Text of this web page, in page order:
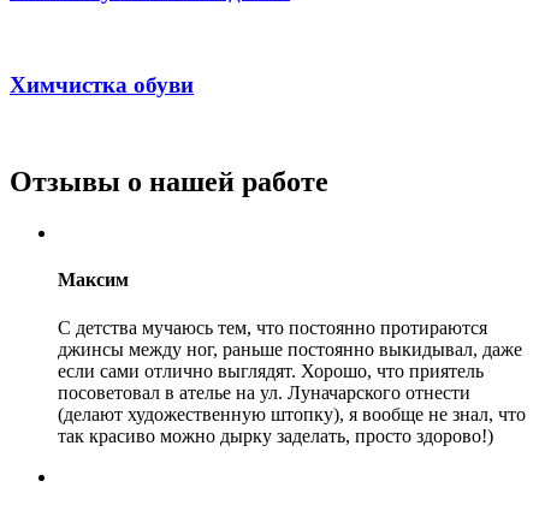
Химчистка обуви
Отзывы о нашей работе
Максим
С детства мучаюсь тем, что постоянно протираются
джинсы между ног, раньше постоянно выкидывал, даже
если сами отлично выглядят. Хорошо, что приятель
посоветовал в ателье на ул. Луначарского отнести
(делают художественную штопку), я вообще не знал, что
так красиво можно дырку заделать, просто здорово!)